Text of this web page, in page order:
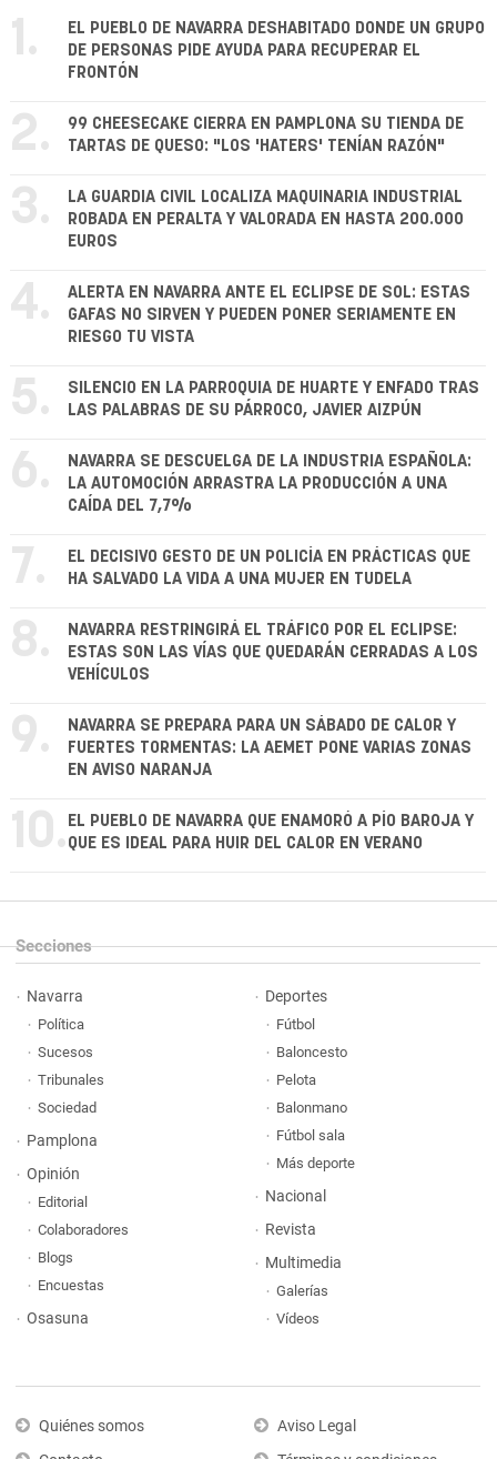
1.
EL PUEBLO DE NAVARRA DESHABITADO DONDE UN GRUPO
DE PERSONAS PIDE AYUDA PARA RECUPERAR EL
FRONTÓN
2.
99 CHEESECAKE CIERRA EN PAMPLONA SU TIENDA DE
TARTAS DE QUESO: "LOS 'HATERS' TENÍAN RAZÓN"
3.
LA GUARDIA CIVIL LOCALIZA MAQUINARIA INDUSTRIAL
ROBADA EN PERALTA Y VALORADA EN HASTA 200.000
EUROS
4.
ALERTA EN NAVARRA ANTE EL ECLIPSE DE SOL: ESTAS
GAFAS NO SIRVEN Y PUEDEN PONER SERIAMENTE EN
RIESGO TU VISTA
5.
SILENCIO EN LA PARROQUIA DE HUARTE Y ENFADO TRAS
LAS PALABRAS DE SU PÁRROCO, JAVIER AIZPÚN
6.
NAVARRA SE DESCUELGA DE LA INDUSTRIA ESPAÑOLA:
LA AUTOMOCIÓN ARRASTRA LA PRODUCCIÓN A UNA
CAÍDA DEL 7,7%
7.
EL DECISIVO GESTO DE UN POLICÍA EN PRÁCTICAS QUE
HA SALVADO LA VIDA A UNA MUJER EN TUDELA
8.
NAVARRA RESTRINGIRÁ EL TRÁFICO POR EL ECLIPSE:
ESTAS SON LAS VÍAS QUE QUEDARÁN CERRADAS A LOS
VEHÍCULOS
9.
NAVARRA SE PREPARA PARA UN SÁBADO DE CALOR Y
FUERTES TORMENTAS: LA AEMET PONE VARIAS ZONAS
EN AVISO NARANJA
10. EL PUEBLO DE NAVARRA QUE ENAMORÓ A PÍO BAROJA Y
QUE ES IDEAL PARA HUIR DEL CALOR EN VERANO
Secciones
Navarra
Política
Sucesos
Tribunales
Sociedad
Pamplona
Opinión
Editorial
Colaboradores
Blogs
Encuestas
Osasuna
Deportes
Fútbol
Baloncesto
Pelota
Balonmano
Fútbol sala
Más deporte
Nacional
Revista
Multimedia
Galerías
Vídeos
Quiénes somos
Aviso Legal